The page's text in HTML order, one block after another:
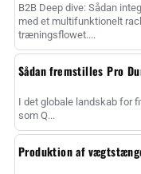
B2B Deep dive: Sådan
med et multifunktionelt
træningsflowet....
Sådan fremstilles Pro
I det globale landskab for
som Q...
Produktion af